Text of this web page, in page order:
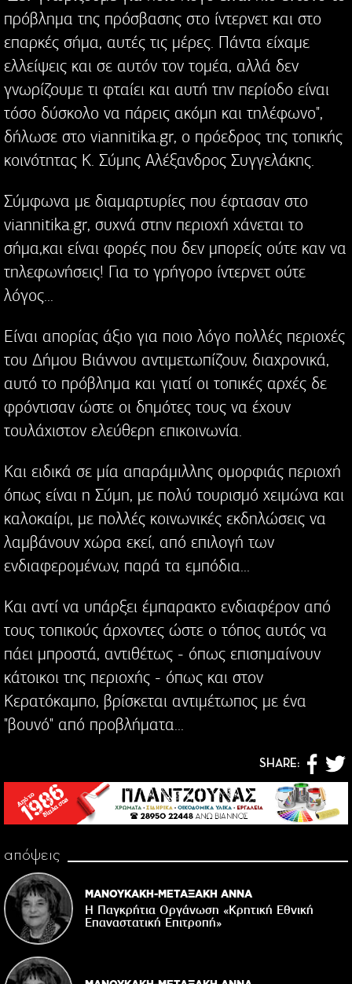
πρόβλημα της πρόσβασης στο ίντερνετ και στο
επαρκές σήμα, αυτές τις μέρες. Πάντα είχαμε
ελλείψεις και σε αυτόν τον τομέα, αλλά δεν
γνωρίζουμε τι φταίει και αυτή την περίοδο είναι
τόσο δύσκολο να πάρεις ακόμη και τηλέφωνο",
δήλωσε στο viannitika.gr, ο πρόεδρος της τοπικής
κοινότητας Κ. Σύμης Αλέξανδρος Συγγελάκης.
Σύμφωνα με διαμαρτυρίες που έφτασαν στο
viannitika.gr, συχνά στην περιοχή χάνεται το
σήμα,και είναι φορές που δεν μπορείς ούτε καν να
τηλεφωνήσεις! Για το γρήγορο ίντερνετ ούτε
λόγος...
Είναι απορίας άξιο για ποιο λόγο πολλές περιοχές
του Δήμου Βιάννου αντιμετωπίζουν, διαχρονικά,
αυτό το πρόβλημα και γιατί οι τοπικές αρχές δε
φρόντισαν ώστε οι δημότες τους να έχουν
τουλάχιστον ελεύθερη επικοινωνία.
Και ειδικά σε μία απαράμιλλης ομορφιάς περιοχή
όπως είναι η Σύμη, με πολύ τουρισμό χειμώνα και
καλοκαίρι, με πολλές κοινωνικές εκδηλώσεις να
λαμβάνουν χώρα εκεί, από επιλογή των
ενδιαφερομένων, παρά τα εμπόδια...
Και αντί να υπάρξει έμπαρακτο ενδιαφέρον από
τους τοπικούς άρχοντες ώστε ο τόπος αυτός να
πάει μπροστά, αντιθέτως - όπως επισημαίνουν
κάτοικοι της περιοχής - όπως και στον
Κερατόκαμπο, βρίσκεται αντιμέτωπος με ένα
"βουνό" από προβλήματα...
SHARE:
απόψεις
ΜΑΝΟΥΚΑΚΗ-ΜΕΤΑΞΑΚΗ ΑΝΝΑ
Η Παγκρήτια Οργάνωση «Κρητική Εθνική
Επαναστατική Eπιτροπή»